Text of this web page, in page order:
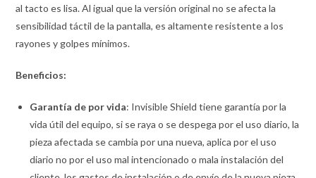
al tacto es lisa. Al igual que la versión original no se afecta la
sensibilidad táctil de la pantalla, es altamente resistente a los
rayones y golpes mínimos.
Beneficios:
Garantía de por vida: Invisible Shield tiene garantía por la
vida útil del equipo, si se raya o se despega por el uso diario, la
pieza afectada se cambia por una nueva, aplica por el uso
diario no por el uso mal intencionado o mala instalación del